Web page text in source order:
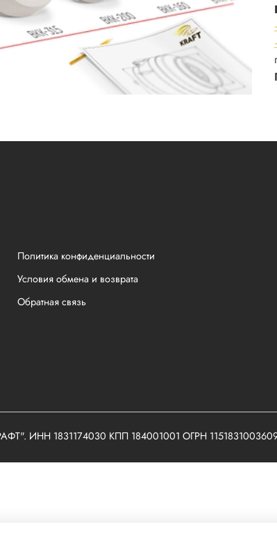
Политика конфиденциальности
Условия обмена и возврата
Обратная связь
ИНН 1831174030 КПП 184001001 ОГРН